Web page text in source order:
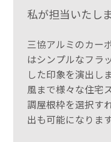
私が担当いたし
三協アルミのカー
はシンプルなフラ
した印象を演出し
風まで様々な住宅
調屋根枠を選択す
出も可能になります